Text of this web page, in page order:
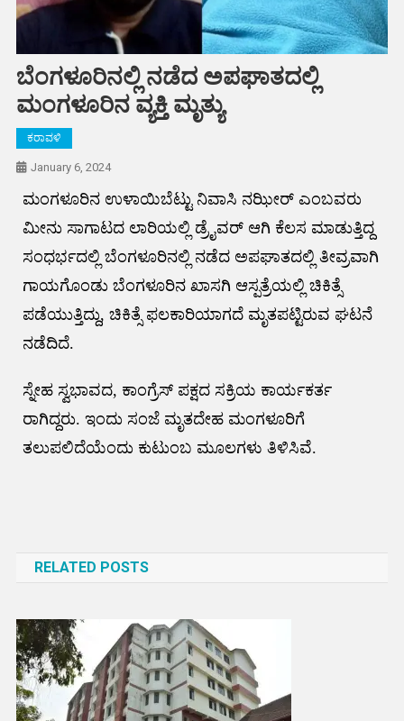
ಬೆಂಗಳೂರಿನಲ್ಲಿ ನಡೆದ ಅಪಘಾತದಲ್ಲಿ
ಮಂಗಳೂರಿನ ವ್ಯಕ್ತಿ ಮೃತ್ಯು
ಕರಾವಳಿ
January 6, 2024
ಮಂಗಳೂರಿನ ಉಳಾಯಿಬೆಟ್ಟು ನಿವಾಸಿ ನಝೀರ್ ಎಂಬವರು
ಮೀನು ಸಾಗಾಟದ ಲಾರಿಯಲ್ಲಿ ಡ್ರೈವರ್ ಆಗಿ ಕೆಲಸ ಮಾಡುತ್ತಿದ್ದ
ಸಂಧರ್ಭದಲ್ಲಿ ಬೆಂಗಳೂರಿನಲ್ಲಿ ನಡೆದ ಅಪಘಾತದಲ್ಲಿ ತೀವ್ರವಾಗಿ
ಗಾಯಗೊಂಡು ಬೆಂಗಳೂರಿನ ಖಾಸಗಿ ಆಸ್ಪತ್ರೆಯಲ್ಲಿ ಚಿಕಿತ್ಸೆ
ಪಡೆಯುತ್ತಿದ್ದು, ಚಿಕಿತ್ಸೆ ಫಲಕಾರಿಯಾಗದೆ ಮೃತಪಟ್ಟಿರುವ ಘಟನೆ
ನಡೆದಿದೆ.
ಸ್ನೇಹ ಸ್ವಭಾವದ, ಕಾಂಗ್ರೆಸ್ ಪಕ್ಷದ ಸಕ್ರಿಯ ಕಾರ್ಯಕರ್ತ
ರಾಗಿದ್ದರು. ಇಂದು ಸಂಜೆ ಮೃತದೇಹ ಮಂಗಳೂರಿಗೆ
ತಲುಪಲಿದೆಯೆಂದು ಕುಟುಂಬ ಮೂಲಗಳು ತಿಳಿಸಿವೆ.
RELATED POSTS